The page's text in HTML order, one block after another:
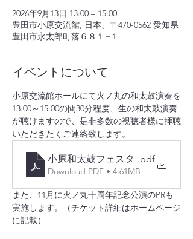
2026年9月13日 13:00 – 15:00
豊田市小原交流館, 日本、〒470-0562 愛知県
豊田市永太郎町落６８１−１
イベントについて
小原交流館ホールにて火ノ丸の和太鼓演奏を
13:00～15:00の間30分程度、生の和太鼓演奏
が聴けますので、是非多数の視聴者様に拝聴
いただきたくご連絡致します。
小原和太鼓フェスタ-.pdf
Download PDF • 4.61MB
また、11月に火ノ丸十周年記念公演のPRも
実施します。（チケット詳細はホームページ
に記載）